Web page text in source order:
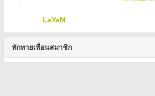
LaYaM
ทักทายเพื่อนสมาชิก